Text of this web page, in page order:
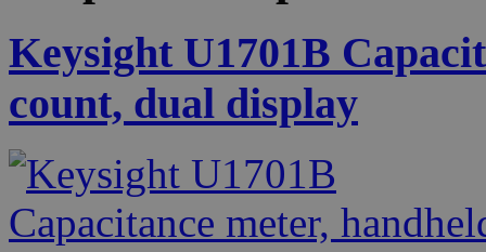
Keysight U1701B
count, dual display